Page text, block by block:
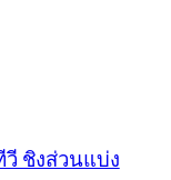
วี ชิงส่วนแบ่ง